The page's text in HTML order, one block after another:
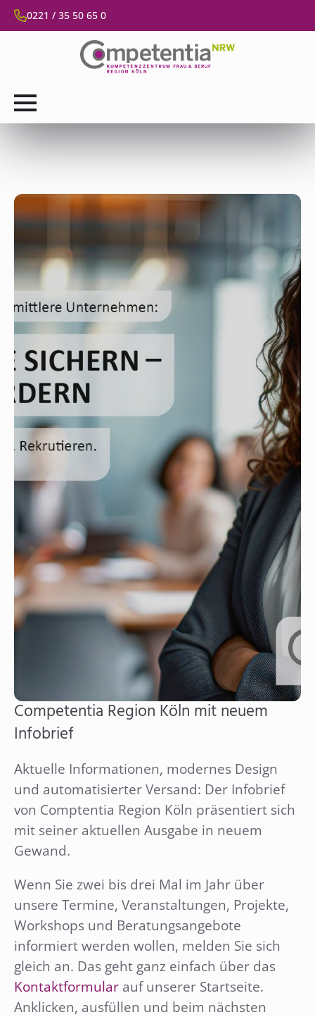
0221 / 35 50 65 0
Competentia Region Köln mit neuem
Infobrief
Aktuelle Informationen, modernes Design
und automatisierter Versand: Der Infobrief
von Comptentia Region Köln präsentiert sich
mit seiner aktuellen Ausgabe in neuem
Gewand.
Wenn Sie zwei bis drei Mal im Jahr über
unsere Termine, Veranstaltungen, Projekte,
Workshops und Beratungsangebote
informiert werden wollen, melden Sie sich
gleich an. Das geht ganz einfach über das
Kontaktformular auf unserer Startseite.
Anklicken, ausfüllen und beim nächsten